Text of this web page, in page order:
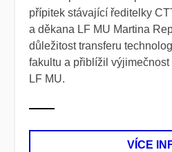
přípitek stávající ředitelky
a děkana LF MU Martina
důležitost transferu
fakultu a přiblížil
LF MU.
VÍCE